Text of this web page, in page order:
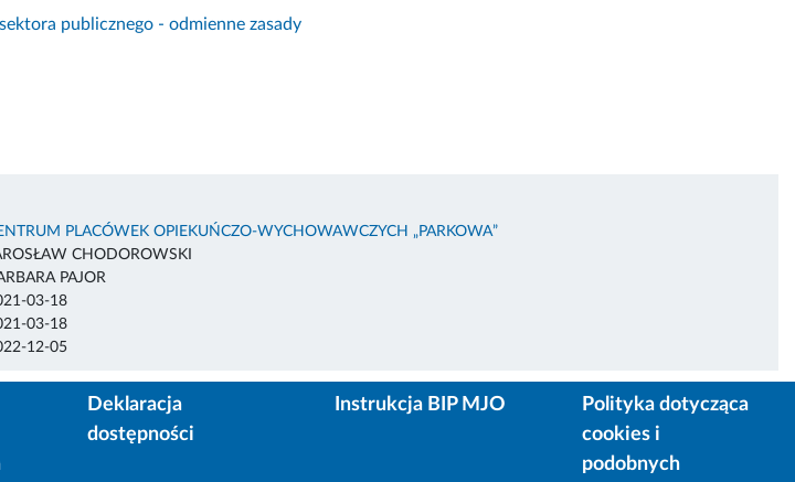
publicznego - odmienne zasady
PLACÓWEK OPIEKUŃCZO-WYCHOWAWCZYCH „PARKOWA”
CHODOROWSKI
PAJOR
03-18
03-18
12-05
Deklaracja
dostępności
Instrukcja BIP MJO
Polityka dotycząca
cookies i
podobnych